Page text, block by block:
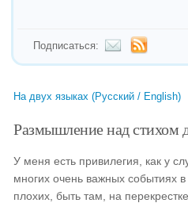
Подписаться:
На двух языках (Русский / English)
Размышление над стихом
У меня есть привилегия, как у
многих очень важных событиях
плохих, быть там, на